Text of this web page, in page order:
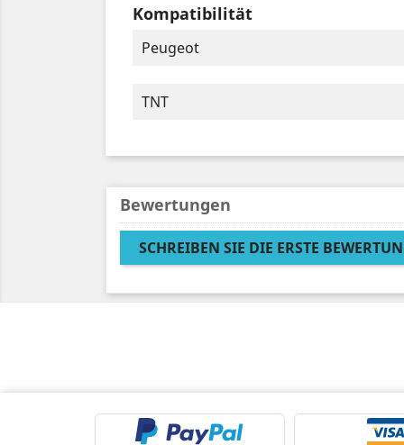
Kompatibilität
Peugeot
TNT
Bewertungen
SCHREIBEN SIE DIE ERSTE